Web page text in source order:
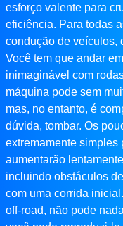
esforço valente para
eficiência. Para todas
condução de veículos,
Você tem que andar
inimaginável com
máquina pode sem
mas, no entanto, é
dúvida, tombar. Os
extremamente simples
aumentarão
incluindo obstáculos
com uma corrida
off-road, não pode